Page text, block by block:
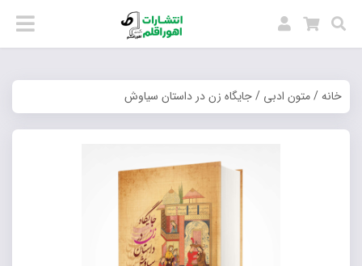
خانه/متون ادبی / جایگاه زن در داستان سیاوش